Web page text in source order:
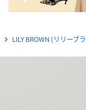
navigate_next LILY BROWN (リリーブ